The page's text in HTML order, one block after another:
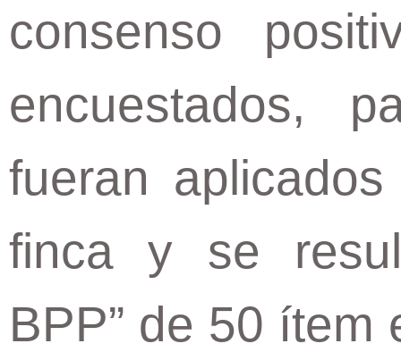
consenso
encuestados,
fueran
finca y se
BPP” de 50